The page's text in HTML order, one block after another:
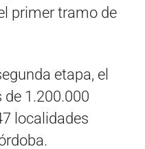
primer tramo de
etapa, el
1.200.000
localidades